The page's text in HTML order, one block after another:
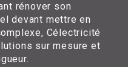
rénover son
devant mettre en
Célectricité
sur mesure et